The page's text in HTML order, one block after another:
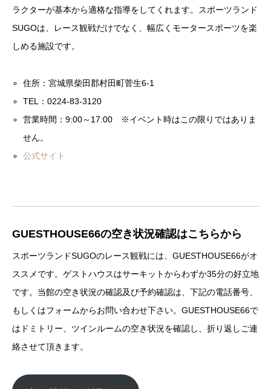
ラクターが基本から適格な指導をしてくれます。スポーツランド
SUGOは、レース観戦だけでなく、幅広くモータースポーツを楽
しめる施設です。
住所：宮城県柴田郡村田町菅生6-1
TEL：0224-83-3120
営業時間：9:00～17:00 ※イベント時はこの限りではありま
せん。
公式サイト
GUESTHOUSE66の空き状況確認はこちらから
スポーツランドSUGOのレース観戦には、GUESTHOUSE66がオ
ススメです。ゲストハウスはサーキットからわずか35分の好立地
です。当館の空き状況の確認及び予約確認は、下記の電話番号、
もしくはフォームからお問い合わせ下さい。GUESTHOUSE66で
はドミトリー、ツインルームの空き状況を確認し、折り返しご連
絡させて頂きます。